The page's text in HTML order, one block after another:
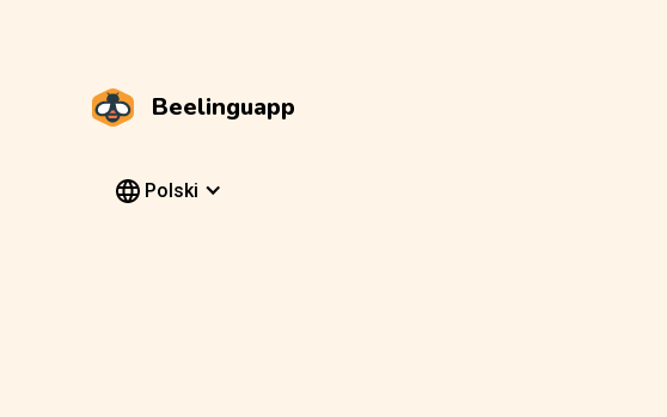
Beelinguapp
Polski